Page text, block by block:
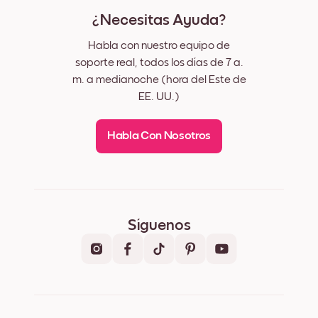
¿Necesitas Ayuda?
Habla con nuestro equipo de
soporte real, todos los días de 7 a.
m. a medianoche (hora del Este de
EE. UU.)
Habla Con Nosotros
Síguenos